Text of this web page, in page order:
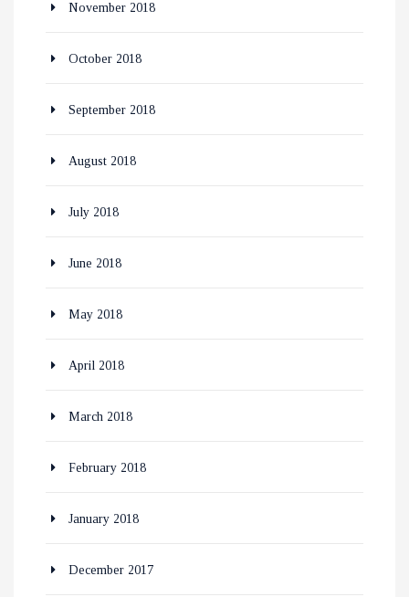
November 2018
October 2018
September 2018
August 2018
July 2018
June 2018
May 2018
April 2018
March 2018
February 2018
January 2018
December 2017